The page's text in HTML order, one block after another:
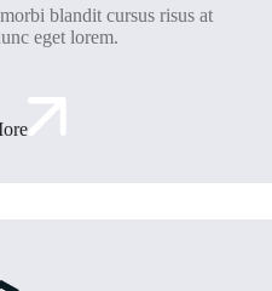
blandit cursus risus at
eget lorem.